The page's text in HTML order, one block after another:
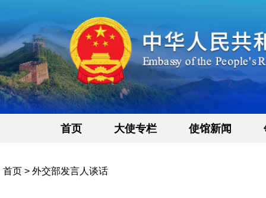
首页 大使专栏 使馆新闻
首页 > 外交部发言人谈话